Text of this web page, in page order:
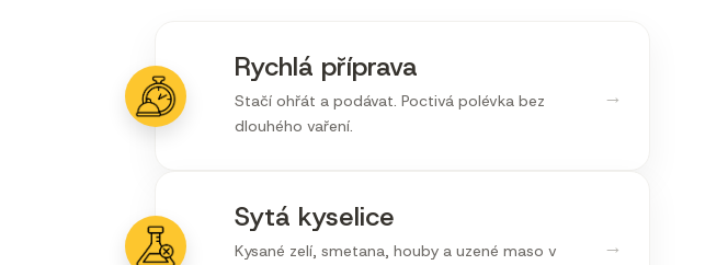
→
Rychlá příprava
Stačí ohřát a podávat. Poctivá polévka bez
dlouhého vaření.
→
Sytá kyselice
Kysané zelí, smetana, houby a uzené maso v